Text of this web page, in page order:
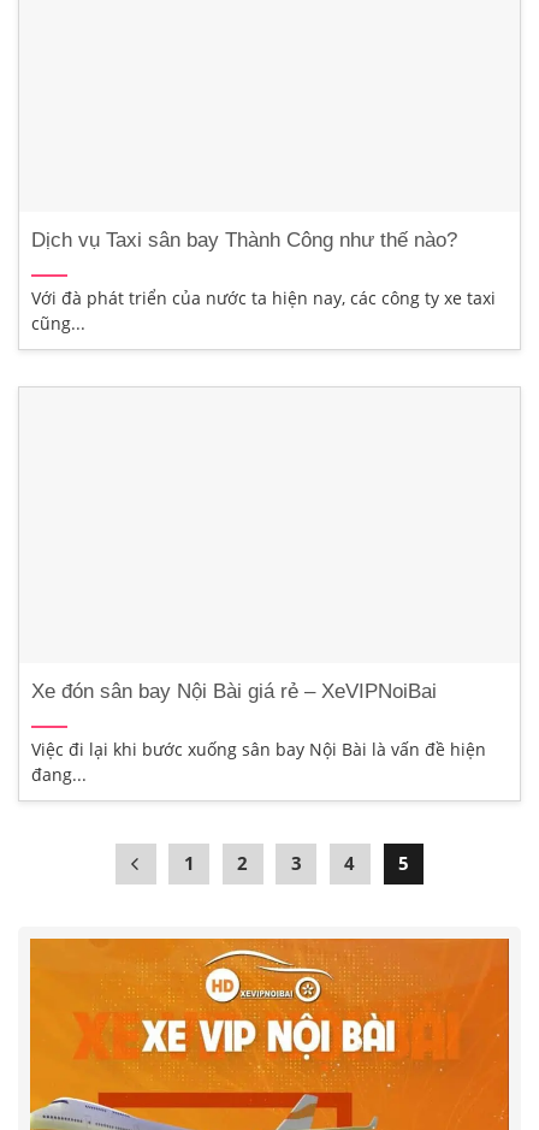
Dịch vụ Taxi sân bay Thành Công như thế nào?
Với đà phát triển của nước ta hiện nay, các công ty xe taxi
cũng...
Xe đón sân bay Nội Bài giá rẻ – XeVIPNoiBai
Việc đi lại khi bước xuống sân bay Nội Bài là vấn đề hiện
đang...
1 2 3 4 5